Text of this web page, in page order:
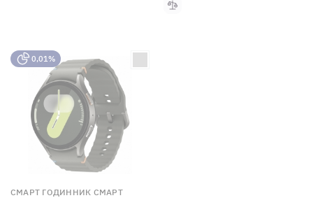
0,01%
СМАРТ ГОДИННИК СМАРТ